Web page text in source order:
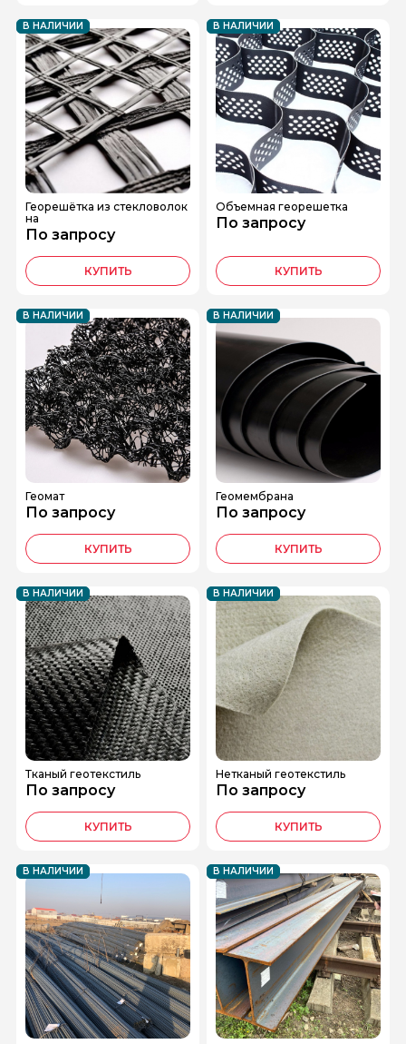
В НАЛИЧИИ
Георешётка из стекловолок
на
По запросу
КУПИТЬ
В НАЛИЧИИ
Объемная георешетка
По запросу
КУПИТЬ
В НАЛИЧИИ
Геомат
По запросу
КУПИТЬ
В НАЛИЧИИ
Геомембрана
По запросу
КУПИТЬ
В НАЛИЧИИ
Тканый геотекстиль
По запросу
КУПИТЬ
В НАЛИЧИИ
Нетканый геотекстиль
По запросу
КУПИТЬ
В НАЛИЧИИ В НАЛИЧИИ